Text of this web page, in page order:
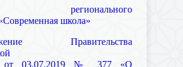
регионального
школа»
Правительства
от 03.07.2019 № 377 «О